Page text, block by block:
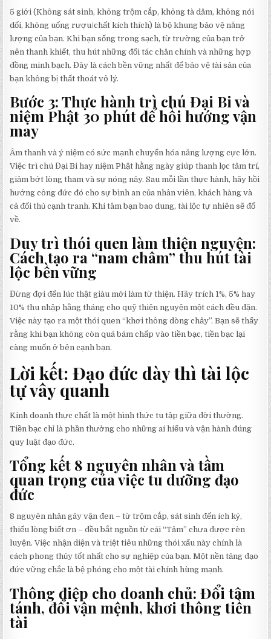
5 giới (Không sát sinh, không trộm cắp, không tà dâm, không nói
dối, không uống rượu/chất kích thích) là bộ khung bảo vệ năng
lượng của bạn. Khi bạn sống trong sạch, từ trường của bạn trở
nên thanh khiết, thu hút những đối tác chân chính và những hợp
đồng minh bạch. Đây là cách bền vững nhất để bảo vệ tài sản của
bạn không bị thất thoát vô lý.
Bước 3: Thực hành trì chú Đại Bi và
niệm Phật 30 phút để hồi hướng vận
may
Âm thanh và ý niệm có sức mạnh chuyển hóa năng lượng cực lớn.
Việc trì chú Đại Bi hay niệm Phật hằng ngày giúp thanh lọc tâm trí,
giảm bớt lòng tham và sự nóng nảy. Sau mỗi lần thực hành, hãy hồi
hướng công đức đó cho sự bình an của nhân viên, khách hàng và
cả đối thủ cạnh tranh. Khi tâm bạn bao dung, tài lộc tự nhiên sẽ đổ
về.
Duy trì thói quen làm thiện nguyện:
Cách tạo ra “nam châm” thu hút tài
lộc bền vững
Đừng đợi đến lúc thật giàu mới làm từ thiện. Hãy trích 1%, 5% hay
10% thu nhập hằng tháng cho quỹ thiện nguyện một cách đều đặn.
Việc này tạo ra một thói quen “khơi thông dòng chảy”. Bạn sẽ thấy
rằng khi bạn không còn quá bám chấp vào tiền bạc, tiền bạc lại
càng muốn ở bên cạnh bạn.
Lời kết: Đạo đức dày thì tài lộc
tự vây quanh
Kinh doanh thực chất là một hình thức tu tập giữa đời thường.
Tiền bạc chỉ là phần thưởng cho những ai hiểu và vận hành đúng
quy luật đạo đức.
Tổng kết 8 nguyên nhân và tầm
quan trọng của việc tu dưỡng đạo
đức
8 nguyên nhân gây vận đen – từ trộm cắp, sát sinh đến ích kỷ,
thiếu lòng biết ơn – đều bắt nguồn từ cái “Tâm” chưa được rèn
luyện. Việc nhận diện và triệt tiêu những thói xấu này chính là
cách phong thủy tốt nhất cho sự nghiệp của bạn. Một nền tảng đạo
đức vững chắc là bệ phóng cho một tài chính hùng mạnh.
Thông điệp cho doanh chủ: Đổi tâm
tánh, đổi vận mệnh, khơi thông tiền
tài